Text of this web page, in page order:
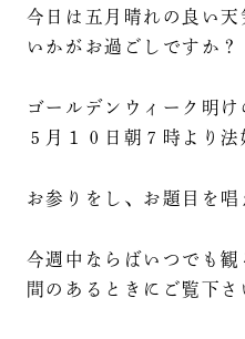
今日は五月晴れの良い天
いかがお過ごしですか？
ゴールデンウィーク明け
５月１０日朝７時より
お参りをし、お題目を唱
今週中ならばいつでも
間のあるときにご覧下さ